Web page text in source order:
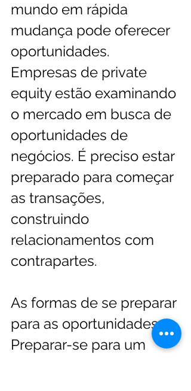
mundo em rápida
mudança pode oferecer
oportunidades.
Empresas de private
equity estão examinando
o mercado em busca de
oportunidades de
negócios. É preciso estar
preparado para começar
as transações,
construindo
relacionamentos com
contrapartes.
As formas de se preparar
para as oportunidades
Preparar-se para um